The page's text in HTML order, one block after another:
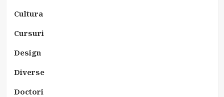
Cultura
Cursuri
Design
Diverse
Doctori